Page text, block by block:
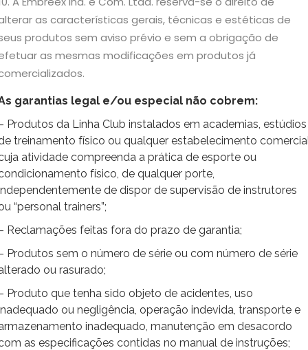
as características gerais, técnicas e estéticas de
produtos sem aviso prévio e sem a obrigação de
as mesmas modificações em produtos já
garantias legal e/ou especial não cobrem:
Produtos da Linha Club instalados em academias, estúdios
treinamento físico ou qualquer estabelecimento
atividade compreenda a prática de esporte ou
físico, de qualquer porte,
de dispor de supervisão de instrutores
“personal trainers”;
Reclamações feitas fora do prazo de garantia;
Produtos sem o número de série ou com número de série
ou rasurado;
Produto que tenha sido objeto de acidentes, uso
ou negligência, operação indevida, transporte e
inadequado, manutenção em desacordo
as especificações contidas no manual de instruções;